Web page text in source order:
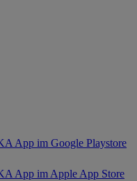
App im Google Playstore
App im Apple App Store